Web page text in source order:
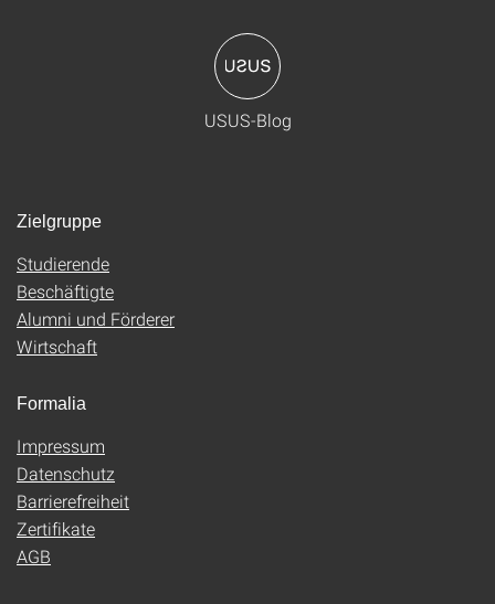
USUS-Blog
Zielgruppe
Studierende
Beschäftigte
Alumni und Förderer
Wirtschaft
Formalia
Impressum
Datenschutz
Barrierefreiheit
Zertifikate
AGB